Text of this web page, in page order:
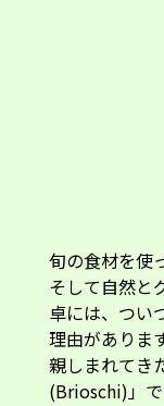
旬の食材を使
そして自然と
卓には、つい
理由がありま
親しまれてき
(Brioschi)」で